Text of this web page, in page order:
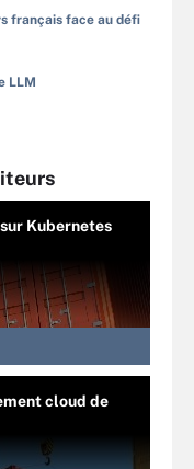
français face au défi
LLM
Kubernetes
cloud de